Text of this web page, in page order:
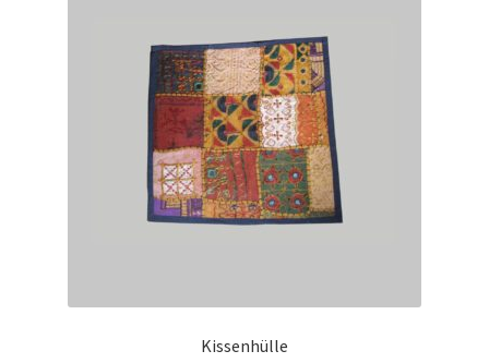
Kissenhülle